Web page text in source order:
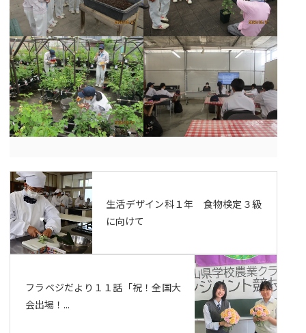
生活デザイン科１年 食物検定３級
に向けて
フラベジだより１１話「祝！全国大
会出場！...